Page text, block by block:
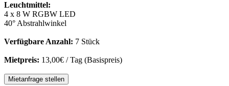
Leuchtmittel:
4 x 8 W RGBW LED
40° Abstrahlwinkel
Verfügbare Anzahl: 7 Stück
Mietpreis: 13,00€ / Tag (Basispreis)
Mietanfrage stellen